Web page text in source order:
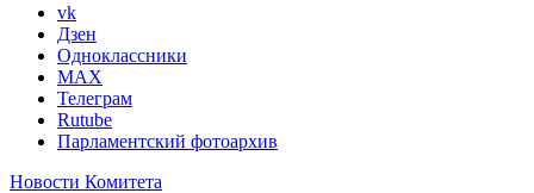
vk
Дзен
Одноклассники
MAX
Телеграм
Rutube
Парламентский фотоархив
Новости Комитета